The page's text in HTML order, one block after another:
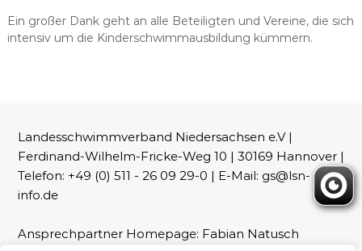
Ein großer Dank geht an alle Beteiligten und Vereine, die sich
intensiv um die Kinderschwimmausbildung kümmern.
Landesschwimmverband Niedersachsen e.V |
Ferdinand-Wilhelm-Fricke-Weg 10 | 30169 Hannover |
Telefon: +49 (0) 511 - 26 09 29-0 | E-Mail: gs@lsn-
info.de
Ansprechpartner Homepage: Fabian Natusch